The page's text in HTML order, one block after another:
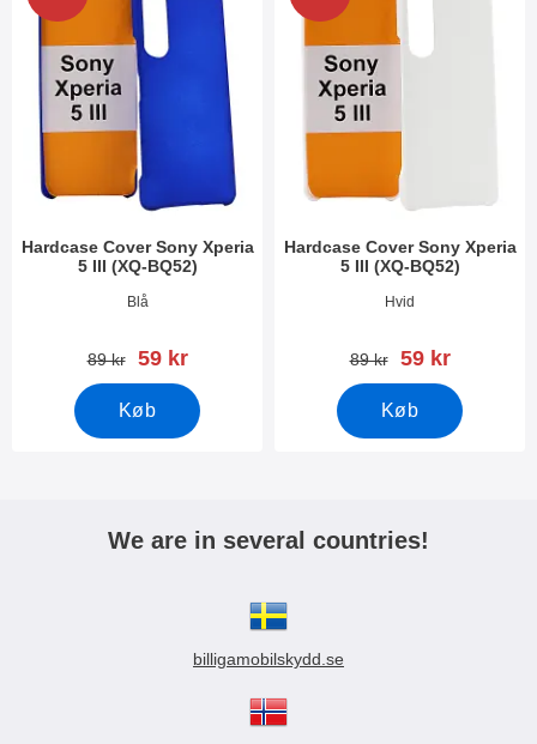
Hardcase Cover Sony Xperia
5 III (XQ-BQ52)
Blå
pris
89 kr pris
59 kr
Køb
Hardcase Cover Sony Xperia
5 III (XQ-BQ52)
Varenr 41338Hvid
pris
89 kr pris
59 kr
Køb
We are in several countries!
billigamobilskydd.se